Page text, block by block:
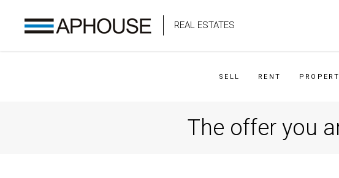
REAL ESTATES
SELL RENT
The offer you